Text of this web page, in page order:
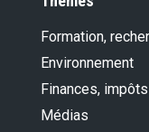
Formation,
Environnement
Finances,
Médias